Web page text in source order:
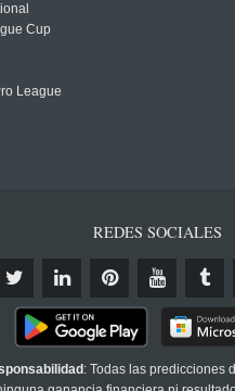
Cup
League
REDES SOCIALES
: Todas las predicciones